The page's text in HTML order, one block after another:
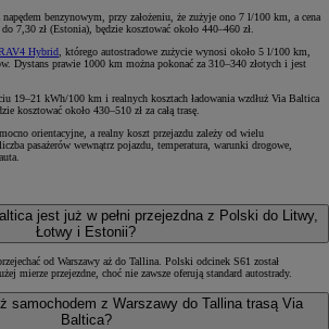
benzynowym, przy założeniu, że zużyje ono 7 l/100 km, a cena
7,30 zł (Estonia), będzie kosztować około 440–460 zł.
Hybrid , którego autostradowe zużycie wynosi około 5 l/100 km,
Dystans prawie 1000 km można pokonać za 310–340 złotych i jest
19–21 kWh/100 km i realnych kosztach ładowania wzdłuż Via Baltica
kosztować około 430–510 zł za całą trasę.
orientacyjne, a realny koszt przejazdu zależy od wielu
pasażerów wewnątrz pojazdu, temperatura, warunki drogowe,
jest już w pełni przejezdna z Polski do Litwy,
Łotwy i Estonii?
od Warszawy aż do Tallina. Polski odcinek S61 został
mierze przejezdne, choć nie zawsze oferują standard autostrady.
samochodem z Warszawy do Tallina trasą Via
Baltica?